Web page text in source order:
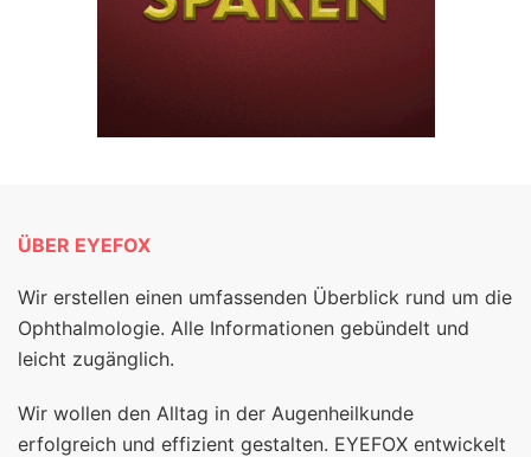
ÜBER EYEFOX
Wir erstellen einen umfassenden Überblick rund um die
Ophthalmologie. Alle Informationen gebündelt und
leicht zugänglich.
Wir wollen den Alltag in der Augenheilkunde
erfolgreich und effizient gestalten. EYEFOX entwickelt